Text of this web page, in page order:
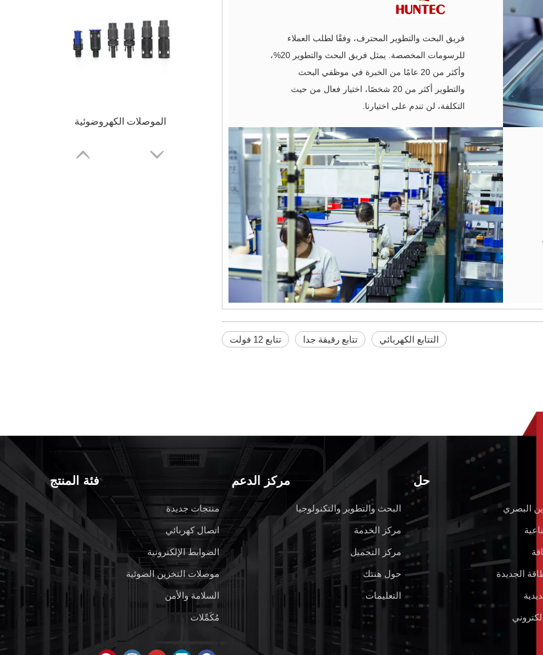
الموصلات الكهروضوئية
فريق البحث والتطوير المحترف، وفقًا لطلب العملاء
للرسومات المخصصة. يمثل فريق البحث والتطوير 20%،
وأكثر من 20 عامًا من الخبرة في موظفي البحث
والتطوير أكثر من 20 شخصًا، اختيار فعال من حيث
التكلفة، لن تندم على اختيارنا.
تتابع 12 فولت تتابع رقيقة جدا التتابع الكهربائي
فئة المنتج
منتجات جديدة
اتصال كهربائي
الضوابط الإلكترونية
موصلات التخزين الضوئية
السلامة والأمن
مُكَمِّلات
مركز الدعم
البحث والتطوير والتكنولوجيا
مركز الخدمة
مركز التحميل
حول هنتك
التعليمات
حل
البصري
الجديدة